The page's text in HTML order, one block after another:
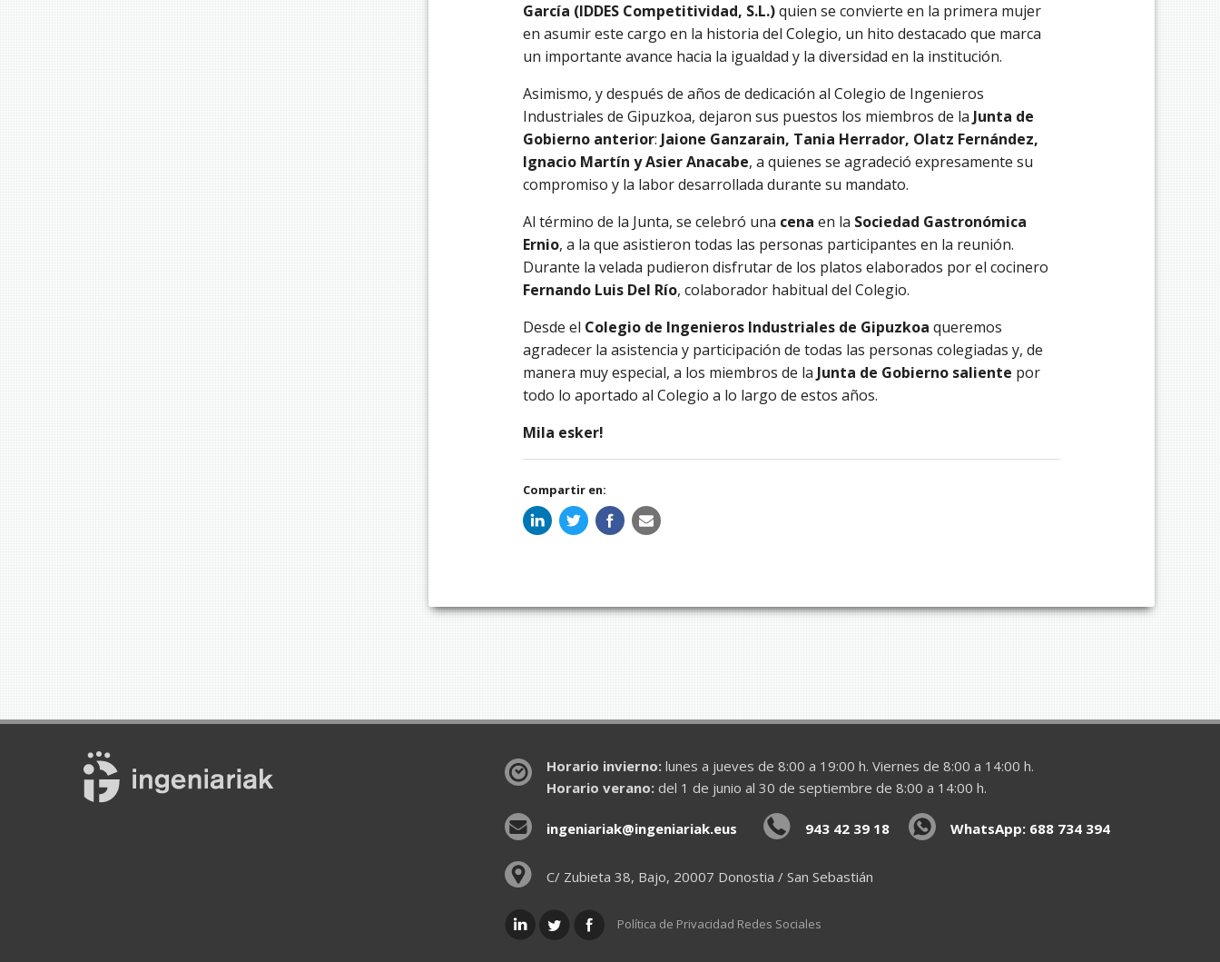
García (IDDES Competitividad, S.L.)quien se convierte en la primera mujer
en asumir este cargo en la historia del Colegio, un hito destacado que marca
un importante avance hacia la igualdad y la diversidad en la institución.
Asimismo, y después de años de dedicación al Colegio de Ingenieros
Industriales de Gipuzkoa, dejaron sus puestos los miembros de la Junta de
Gobierno anterior: Jaione Ganzarain, Tania Herrador, Olatz Fernández,
Ignacio Martín y Asier Anacabe, a quienes se agradeció expresamente su
compromiso y la labor desarrollada durante su mandato.
Al término de la Junta, se celebró una cena en la Sociedad Gastronómica
Ernio, a la que asistieron todas las personas participantes en la reunión.
Durante la velada pudieron disfrutar de los platos elaborados por el cocinero
Fernando Luis Del Río, colaborador habitual del Colegio.
Desde el Colegio de Ingenieros Industriales de Gipuzkoa queremos
agradecer la asistencia y participación de todas las personas colegiadas y, de
manera muy especial, a los miembros de la Junta de Gobierno saliente por
todo lo aportado al Colegio a lo largo de estos años.
Mila esker!
Compartir en:
Horario invierno:lunes a jueves de 8:00 a 19:00 h. Viernes de 8:00 a 14:00 h.
Horario verano:del 1 de junio al 30 de septiembre de 8:00 a 14:00 h.
ingeniariak@ingeniariak.eus 943 42 39 18 WhatsApp: 688 734 394
C/ Zubieta 38, Bajo, 20007 Donostia / San Sebastián
Política de Privacidad Redes Sociales